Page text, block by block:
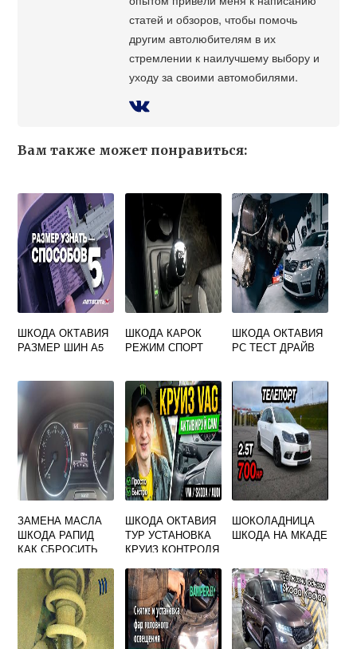
статей и обзоров, чтобы помочь
другим автолюбителям в их
стремлении к наилучшему выбору и
уходу за своими автомобилями.
Вам также может понравиться:
ШКОДА ОКТАВИЯ
РАЗМЕР ШИН А5
ШКОДА КАРОК
РЕЖИМ СПОРТ
ШКОДА ОКТАВИЯ
РС ТЕСТ ДРАЙВ
ЗАМЕНА МАСЛА
ШКОДА РАПИД
КАК СБРОСИТЬ
ШКОДА ОКТАВИЯ
ТУР УСТАНОВКА
КРУИЗ КОНТРОЛЯ
ШОКОЛАДНИЦА
ШКОДА НА МКАДЕ